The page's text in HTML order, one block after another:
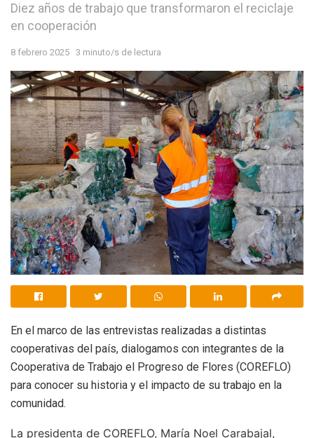
Diez años de trabajo que transformaron el reciclaje
en cooperación
8 febrero 2025 3 minuto/s de lectura
En el marco de las entrevistas realizadas a distintas
cooperativas del país, dialogamos con integrantes de la
Cooperativa de Trabajo el Progreso de Flores (COREFLO)
para conocer su historia y el impacto de su trabajo en la
comunidad.
La presidenta de COREFLO, María Noel Carabajal,